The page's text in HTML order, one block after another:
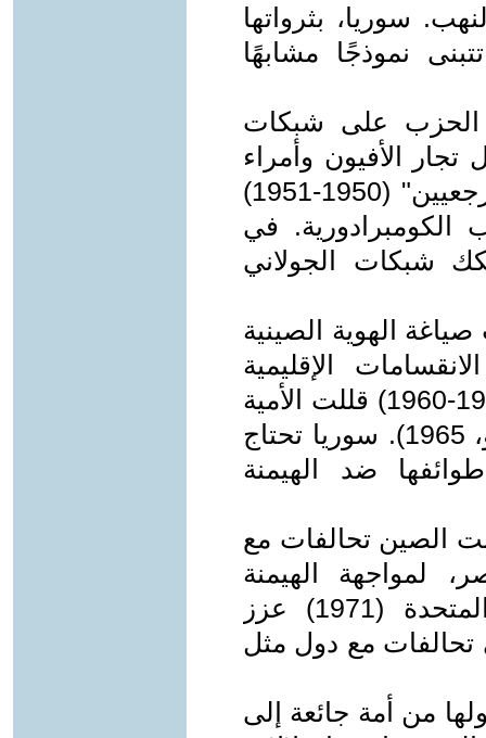
سوريا، بثرواتها
نموذجًا مشابهًا
الحزب على شبكات
الأفيون وأمراء
الحرب. حملات مثل "القضاء على الرجعيين" (1950-1951)
في
شبكات الجولاني
صياغة الهوية الصينية
الإقليمية
والعرقية. حملات التعليم الشعبي (1950-1960) قللت الأمية
من 80% إلى 40% في عقد (يونسكو، 1965). سوريا تحتاج
ضد الهيمنة
الصين تحالفات مع
لمواجهة الهيمنة
الغربية. حضور الصين في الأمم المتحدة (1971) عزز
تحالفات مع دول مثل
من أمة جائعة إلى